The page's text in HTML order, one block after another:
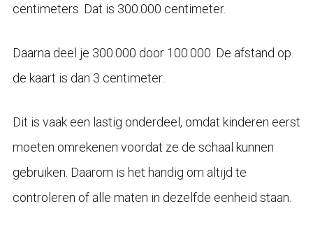
centimeters. Dat is 300.000 centimeter.
Daarna deel je 300.000 door 100.000. De afstand op
de kaart is dan 3 centimeter.
Dit is vaak een lastig onderdeel, omdat kinderen eerst
moeten omrekenen voordat ze de schaal kunnen
gebruiken. Daarom is het handig om altijd te
controleren of alle maten in dezelfde eenheid staan.